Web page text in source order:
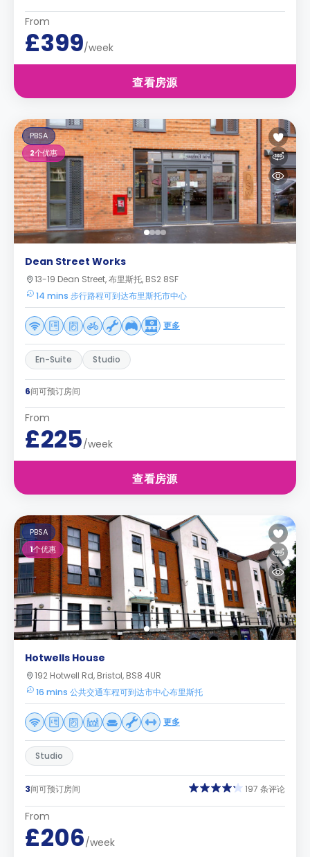
From
£399/week
查看房源
PBSA
2个优惠
Dean Street Works
13-19 Dean Street, 布里斯托, BS2 8SF
14 mins 步行路程可到达布里斯托市中心
更多
En-Suite Studio
6间可预订房间
From
£225/week
查看房源
PBSA
1个优惠
Hotwells House
192 Hotwell Rd, Bristol, BS8 4UR
16 mins 公共交通车程可到达市中心布里斯托
更多
Studio
3间可预订房间 197 条评论
From
£206/week